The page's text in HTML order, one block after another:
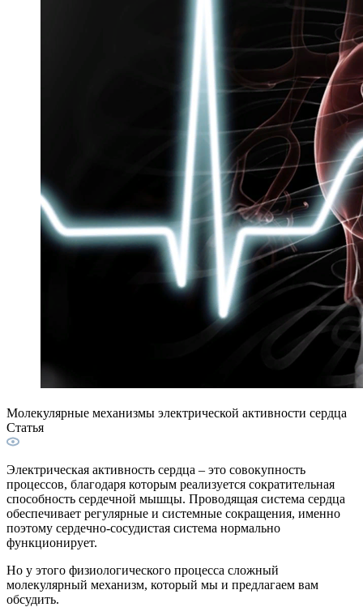
Молекулярные механизмы электрической активности сердца
Статья
Электрическая активность сердца – это совокупность
процессов, благодаря которым реализуется сократительная
способность сердечной мышцы. Проводящая система сердца
обеспечивает регулярные и системные сокращения, именно
поэтому сердечно-сосудистая система нормально
функционирует.
Но у этого физиологического процесса сложный
молекулярный механизм, который мы и предлагаем вам
обсудить.